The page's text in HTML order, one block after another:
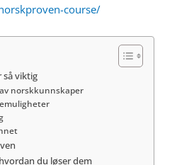
course/
så viktig
norskkunnskaper
du løser dem